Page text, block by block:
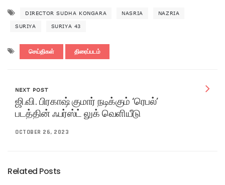
DIRECTOR SUDHA KONGARA NASRIA NAZRIA
SURIYA SURIYA 43
செய்திகள் திரைப்படம்
NEXT POST
ஜி.வி. பிரகாஷ் குமார் நடிக்கும் ‘ரெபல்’
படத்தின் ஃபர்ஸ்ட் லுக் வெளியீடு
OCTOBER 26, 2023
Related Posts